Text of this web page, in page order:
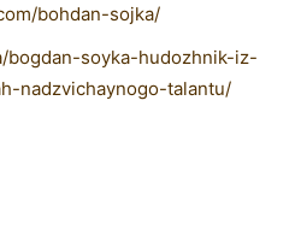
bohdan-sojka/
bogdan-soyka-hudozhnik-iz-
nadzvichaynogo-talantu/